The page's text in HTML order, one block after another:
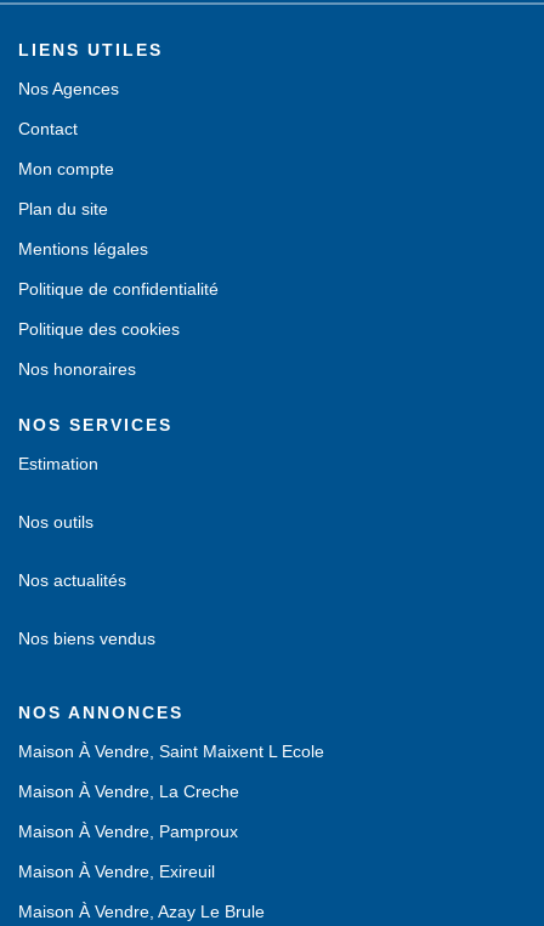
LIENS UTILES
Nos Agences
Contact
Mon compte
Plan du site
Mentions légales
Politique de confidentialité
Politique des cookies
Nos honoraires
NOS SERVICES
Estimation
Nos outils
Nos actualités
Nos biens vendus
NOS ANNONCES
Maison À Vendre, Saint Maixent L Ecole
Maison À Vendre, La Creche
Maison À Vendre, Pamproux
Maison À Vendre, Exireuil
Maison À Vendre, Azay Le Brule